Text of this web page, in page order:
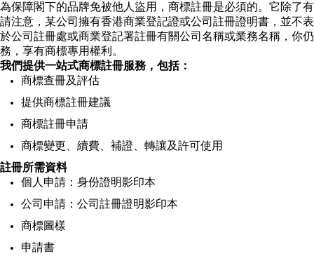
為保障閣下的品牌免被他人盜用，商標註冊是必須的。它除了
請注意，某公司擁有香港商業登記證或公司註冊證明書，並不
於公司註冊處或商業登記署註冊有關公司名稱或業務名稱，你
務，享有商標專用權利。
我們提供一站式商標註冊服務，包括：
商標查冊及評估
提供商標註冊建議
商標註冊申請
商標變更、續費、補證、轉讓及許可使用
註冊所需資料
個人申請：身份證明影印本
公司申請：公司註冊證明影印本
商標圖樣
申請書